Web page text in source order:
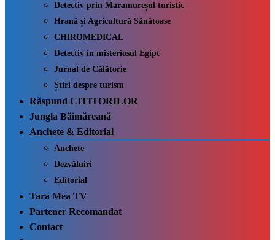
Detectiv prin Maramureșul turistic
Hrană și Agricultură Sănătoase
CHIROMEDICAL
Detectiv in misteriosul Egipt
Jurnal de Călătorie
Știri despre turism
Răspund CITITORILOR
Jungla Băimăreană
Anchete & Editorial
Anchete
Dezvăluiri
Editorial
Tara Mea TV
Partener Recomandat
Contact